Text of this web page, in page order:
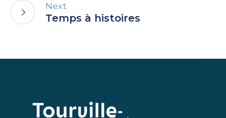
Next
Temps à histoires